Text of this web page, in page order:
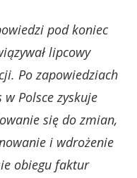
pod koniec
lipcowy
Po zapowiedziach
Polsce zyskuje
się do zmian,
i wdrożenie
obiegu faktur